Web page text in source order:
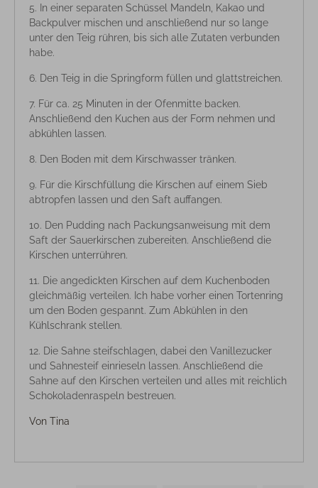
In einer separaten Schüssel Mandeln, Kakao und
Backpulver mischen und anschließend nur so lange
unter den Teig rühren, bis sich alle Zutaten verbunden
habe.
Den Teig in die Springform füllen und glattstreichen.
Für ca. 25 Minuten in der Ofenmitte backen.
Anschließend den Kuchen aus der Form nehmen und
abkühlen lassen.
Den Boden mit dem Kirschwasser tränken.
Für die Kirschfüllung die Kirschen auf einem Sieb
abtropfen lassen und den Saft auffangen.
Den Pudding nach Packungsanweisung mit dem
Saft der Sauerkirschen zubereiten. Anschließend die
Kirschen unterrühren.
Die angedickten Kirschen auf dem Kuchenboden
gleichmäßig verteilen. Ich habe vorher einen Tortenring
um den Boden gespannt. Zum Abkühlen in den
Kühlschrank stellen.
Die Sahne steifschlagen, dabei den Vanillezucker
und Sahnesteif einrieseln lassen. Anschließend die
Sahne auf den Kirschen verteilen und alles mit reichlich
Schokoladenraspeln bestreuen.
Von Tina